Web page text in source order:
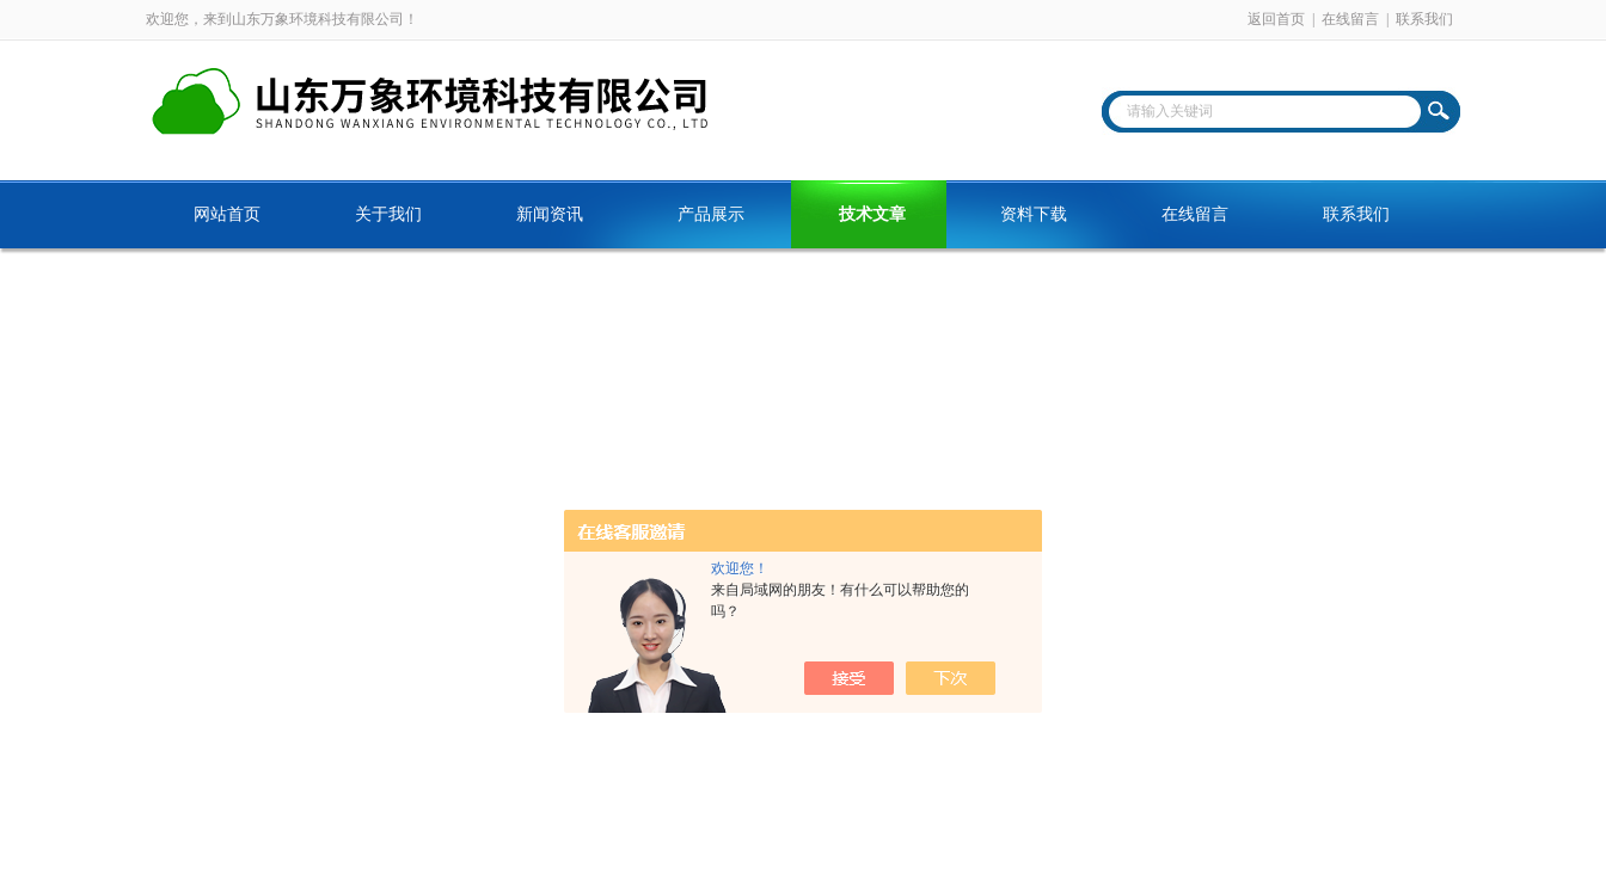
欢迎您！
来自局域网的朋友！有什么可以帮助您的
吗？
欢迎您，来到山东万象环境科技有限公司！ 返回首页 在线留言 联系我们
网站首页 关于我们 新闻资讯 产品展示 技术文章 资料下载 在线留言 联系我们